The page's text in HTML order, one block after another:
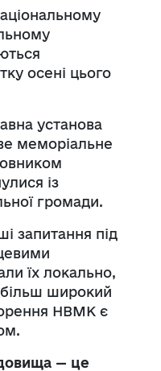
осені цього
установа
меморіальне
із
громади.
запитання під
їх локально,
більш широкий
НВМК є
— це